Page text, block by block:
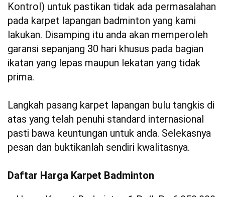
Kontrol) untuk pastikan tidak ada permasalahan
pada karpet lapangan badminton yang kami
lakukan. Disamping itu anda akan memperoleh
garansi sepanjang 30 hari khusus pada bagian
ikatan yang lepas maupun lekatan yang tidak
prima.
Langkah pasang karpet lapangan bulu tangkis di
atas yang telah penuhi standard internasional
pasti bawa keuntungan untuk anda. Selekasnya
pesan dan buktikanlah sendiri kwalitasnya.
Daftar Harga Karpet Badminton